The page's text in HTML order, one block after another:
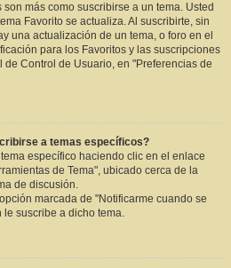
más como suscribirse a un tema. Usted
Favorito se actualiza. Al suscribirte, sin
una actualización de un tema, o foro en el
para los Favoritos y las suscripciones
Control de Usuario, en "Preferencias de
a temas específicos?
específico haciendo clic en el enlace
de Tema", ubicado cerca de la
de discusión.
marcada de "Notificarme cuando se
suscribe a dicho tema.